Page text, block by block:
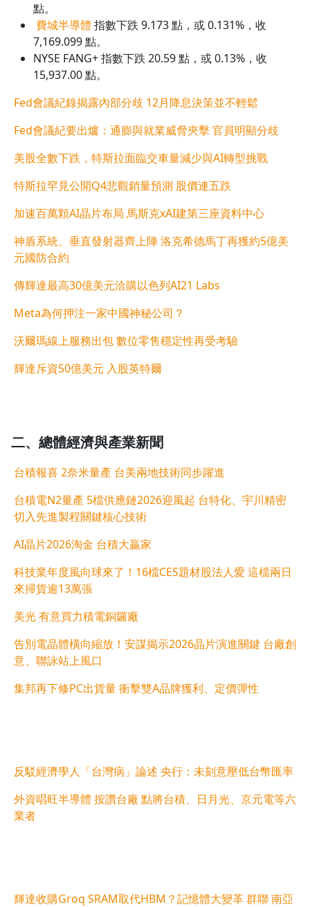
點。
費城半導體 指數下跌 9.173 點，或 0.131%，收
7,169.099 點。
NYSE FANG+ 指數下跌 20.59 點，或 0.13%，收
15,937.00 點。
Fed會議紀錄揭露內部分歧 12月降息決策並不輕鬆
Fed會議紀要出爐：通膨與就業威脅夾擊 官員明顯分歧
美股全數下跌，特斯拉面臨交車量減少與AI轉型挑戰
特斯拉罕見公開Q4悲觀銷量預測 股價連五跌
加速百萬顆AI晶片布局 馬斯克xAI建第三座資料中心
神盾系統、垂直發射器齊上陣 洛克希德馬丁再獲約5億美
元國防合約
傳輝達最高30億美元洽購以色列AI21 Labs
Meta為何押注一家中國神秘公司？
沃爾瑪線上服務出包 數位零售穩定性再受考驗
輝達斥資50億美元 入股英特爾
二、 總體經濟與產業新聞
台積報喜 2奈米量產 台美兩地技術同步躍進
台積電N2量產 5檔供應鏈2026迎風起 台特化、宇川精密
切入先進製程關鍵核心技術
AI晶片2026淘金 台積大贏家
科技業年度風向球來了！16檔CES題材股法人愛 這檔兩日
來掃貨逾13萬張
美光 有意買力積電銅鑼廠
告別電晶體橫向縮放！安謀揭示2026晶片演進關鍵 台廠創
意、聯詠站上風口
集邦再下修PC出貨量 衝擊雙A品牌獲利、定價彈性
反駁經濟學人「台灣病」論述 央行：未刻意壓低台幣匯率
外資唱旺半導體 按讚台廠 點將台積、日月光、京元電等六
業者
輝達收購Groq SRAM取代HBM？記憶體大變革 群聯 南亞